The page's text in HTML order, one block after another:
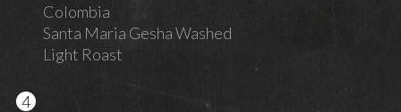
Colombia
Santa Maria Gesha Washed
Light Roast